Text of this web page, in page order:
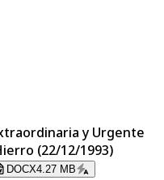
y Urgente
(22/12/1993)
DOCX4.27 MB